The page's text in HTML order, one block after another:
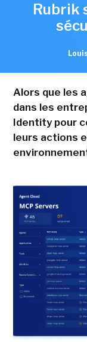
Rubrik
Alors que les
dans les
Identity pour
leurs actions